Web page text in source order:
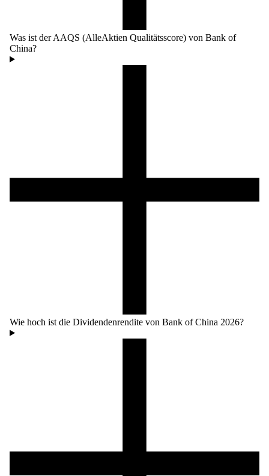
Was ist der AAQS (AlleAktien Qualitätsscore) von Bank of
China?
Wie hoch ist die Dividendenrendite von Bank of China 2026?